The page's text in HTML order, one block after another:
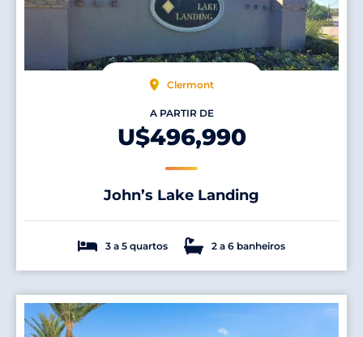
Clermont
A PARTIR DE
U$496,990
John’s Lake Landing
3 a 5 quartos 2 a 6 banheiros